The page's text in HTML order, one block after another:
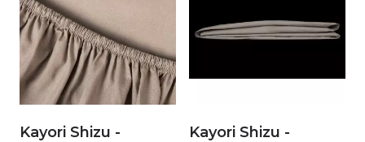
Kayori Shizu -
Kayori Shizu -